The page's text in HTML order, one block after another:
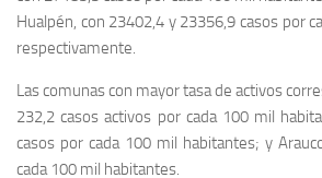
Hualpén, con 23402,4 y 23356,9 casos por
respectivamente.
Las comunas con mayor tasa de activos
232,2 casos activos por cada 100 mil
casos por cada 100 mil habitantes; y
cada 100 mil habitantes.